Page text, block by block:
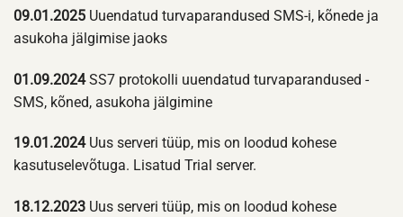
09.01.2025 Uuendatud turvaparandused SMS-i, kõnede ja
asukoha jälgimise jaoks
01.09.2024SS7 protokolli uuendatud turvaparandused -
SMS, kõned, asukoha jälgimine
19.01.2024Uus serveri tüüp, mis on loodud kohese
kasutuselevõtuga. Lisatud Trial server.
18.12.2023 Uus serveri tüüp, mis on loodud kohese